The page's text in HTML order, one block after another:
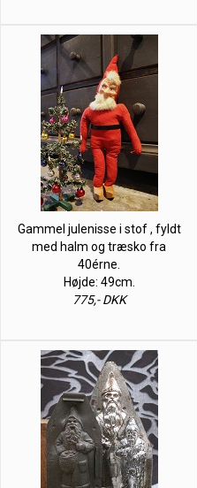
Gammel julenisse i stof , fyldt
med halm og træsko fra
40érne.
Højde: 49cm.
775,- DKK